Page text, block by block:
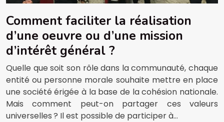
Comment faciliter la réalisation
d’une oeuvre ou d’une mission
d’intérêt général ?
Quelle que soit son rôle dans la communauté, chaque
entité ou personne morale souhaite mettre en place
une société érigée à la base de la cohésion nationale.
Mais comment peut-on partager ces valeurs
universelles ? Il est possible de participer à…